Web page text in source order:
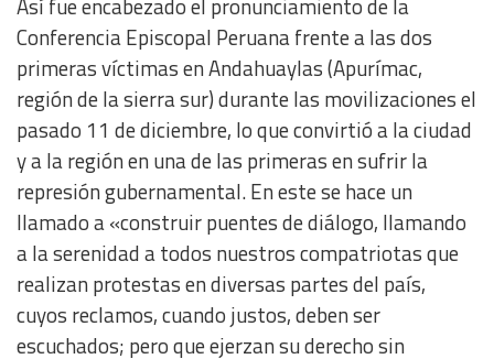
Así fue encabezado el pronunciamiento de la
Conferencia Episcopal Peruana frente a las dos
primeras víctimas en Andahuaylas (Apurímac,
región de la sierra sur) durante las movilizaciones el
pasado 11 de diciembre, lo que convirtió a la ciudad
y a la región en una de las primeras en sufrir la
represión gubernamental. En este se hace un
llamado a «construir puentes de diálogo, llamando
a la serenidad a todos nuestros compatriotas que
realizan protestas en diversas partes del país,
cuyos reclamos, cuando justos, deben ser
escuchados; pero que ejerzan su derecho sin